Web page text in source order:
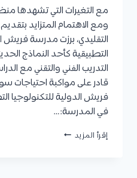
مع التغيرات التي تشهدها
ومع الاهتمام المتزايد
التقليدي، برزت مدرسة فريش
التطبيقية كأحد النماذج
التدريب الفني والتقني مع
قادر على مواكبة
فريش الدولية للتكنولوجيا
في المدرسة:…
إقرأ المزيد مدرسة